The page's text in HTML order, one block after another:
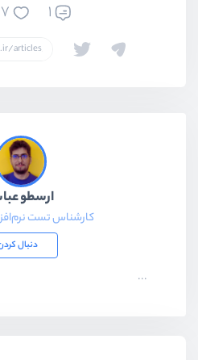
1
7
ارسطو
کارشناس تست
دنبال
...